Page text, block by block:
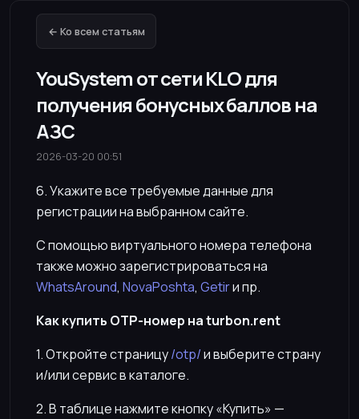
← Ко всем статьям
YouSystem от сети KLO для
получения бонусных баллов на
АЗС
2026-03-20 00:51
6. Укажите все требуемые данные для
регистрации на выбранном сайте.
С помощью виртуального номера телефона
также можно зарегистрироваться на
WhatsAround, NovaPoshta, Getirи пр.
Как купить OTP-номер на turbon.rent
1. Откройте страницу/otp/и выберите страну
и/или сервис в каталоге.
2. В таблице нажмите кнопку «Купить» —